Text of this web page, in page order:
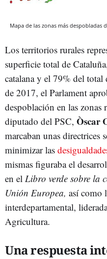
Mapa de las zonas más despobladas
Los territorios rurales
superficie total de
catalana y el 79% del
de 2017, el Parlament
despoblación en las zonas
diputado del PSC, Òscar
marcaban unas directrices
minimizar las
mismas figuraba el
en el Libro verde sobre la
Unión Europea, así como
interdepartamental,
Agricultura.
Una respuesta